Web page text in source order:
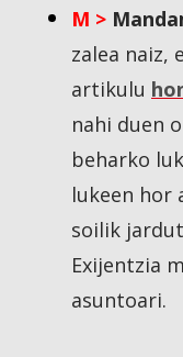
M >
zalea naiz,
artikulu
nahi duen
beharko
lukeen hor
soilik
Exijentzia
asuntoari.